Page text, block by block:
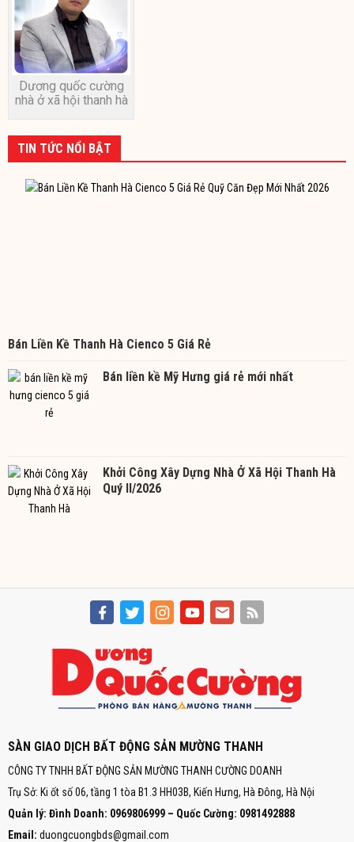
Dương quốc cường
nhà ở xã hội thanh hà
TIN TỨC NỔI BẬT
Bán Liền Kề Thanh Hà Cienco 5 Giá Rẻ
Bán liền kề Mỹ Hưng giá rẻ mới nhất
Khởi Công Xây Dựng Nhà Ở Xã Hội Thanh Hà
Quý II/2026
SÀN GIAO DỊCH BẤT ĐỘNG SẢN MƯỜNG THANH
CÔNG TY TNHH BẤT ĐỘNG SẢN MƯỜNG THANH CƯỜNG DOANH
Trụ Sở: Ki ốt số 06, tầng 1 tòa B1.3 HH03B, Kiến Hưng, Hà Đông, Hà Nội
Quản lý: Đình Doanh: 0969806999 – Quốc Cường: 0981492888
Email: duongcuongbds@gmail.com